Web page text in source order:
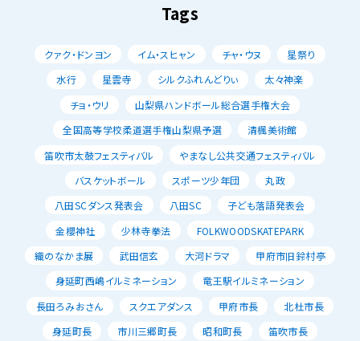
Tags
クァク・ドンヨン イム・スヒャン チャ・ウヌ
星祭り
水行
星雲寺 シルクふれんどりぃ
太々神楽
チョ・ウリ
山梨県ハンドボール総合選手権大会
全国高等学校柔道選手権山梨県予選
清楓美術館
笛吹市太鼓フェスティバル
やまなし公共交通フェスティバル
バスケットボール
スポーツ少年団
丸政
八田SCダンス発表会
八田SC
子ども落語発表会
金櫻神社
少林寺拳法
FOLKWOODSKATEPARK
織のなかま展
武田信玄 大河ドラマ
甲府市旧鈴村亭
身延町西嶋イルミネーション
竜王駅イルミネーション
長田ろみおさん
スクエアダンス 甲府市長
北杜市長
身延町長
市川三郷町長 昭和町長
笛吹市長